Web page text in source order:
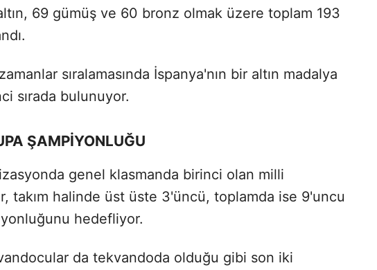
69 gümüş ve 60 bronz olmak üzere toplam 193
sıralamasında İspanya'nın bir altın madalya
sırada bulunuyor.
ŞAMPİYONLUĞU
genel klasmanda birinci olan milli
takım halinde üst üste 3'üncü, toplamda ise 9'uncu
hedefliyor.
da tekvandoda olduğu gibi son iki